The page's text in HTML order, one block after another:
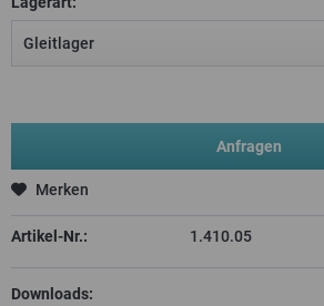
Anfragen
Merken
Artikel-Nr.: 1.410.05
Downloads: